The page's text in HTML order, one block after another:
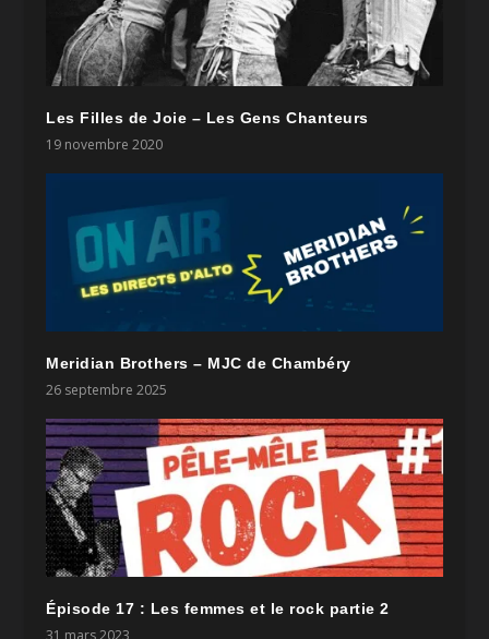
Les Filles de Joie – Les Gens Chanteurs
19 novembre 2020
Meridian Brothers – MJC de Chambéry
26 septembre 2025
Épisode 17 : Les femmes et le rock partie 2
31 mars 2023